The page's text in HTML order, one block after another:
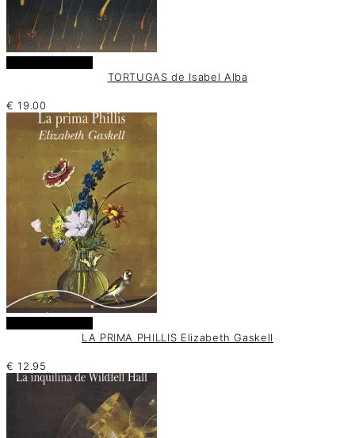
TORTUGAS de Isabel Alba
€ 19.00
LA PRIMA PHILLIS Elizabeth Gaskell
€ 12.95